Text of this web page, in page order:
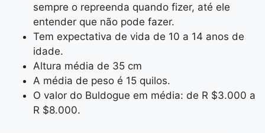
sempre o repreenda quando fizer, até ele
entender que não pode fazer.
Tem expectativa de vida de 10 a 14 anos de
idade.
Altura média de 35 cm
A média de peso é 15 quilos.
O valor do Buldogue em média: de R $3.000 a
R $8.000.